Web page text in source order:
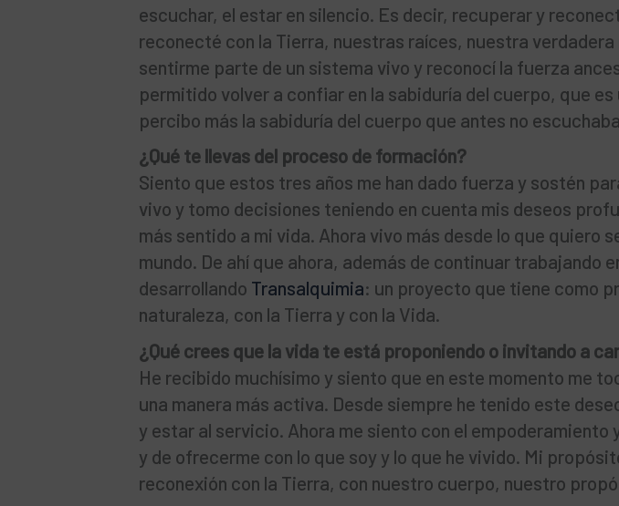
escuchar, el estar en silencio. Es decir, recuperar y
reconecté con la Tierra, nuestras raíces, nuestra
sentirme parte de un sistema vivo y reconocí la fuerza
permitido volver a confiar en la sabiduría del cuerpo, que es
percibo más la sabiduría del cuerpo que antes no
¿Qué te llevas del proceso de formación?
Siento que estos tres años me han dado fuerza y sostén
vivo y tomo decisiones teniendo en cuenta mis deseos
más sentido a mi vida. Ahora vivo más desde lo que quiero
mundo. De ahí que ahora, además de continuar trabajando
desarrollando Transalquimia: un proyecto que tiene como
naturaleza, con la Tierra y con la Vida.
¿Qué crees que la vida te está proponiendo o invitando a
He recibido muchísimo y siento que en este momento me
una manera más activa. Desde siempre he tenido este
y estar al servicio. Ahora me siento con el empoderamiento
y de ofrecerme con lo que soy y lo que he vivido. Mi
reconexión con la Tierra, con nuestro cuerpo, nuestro